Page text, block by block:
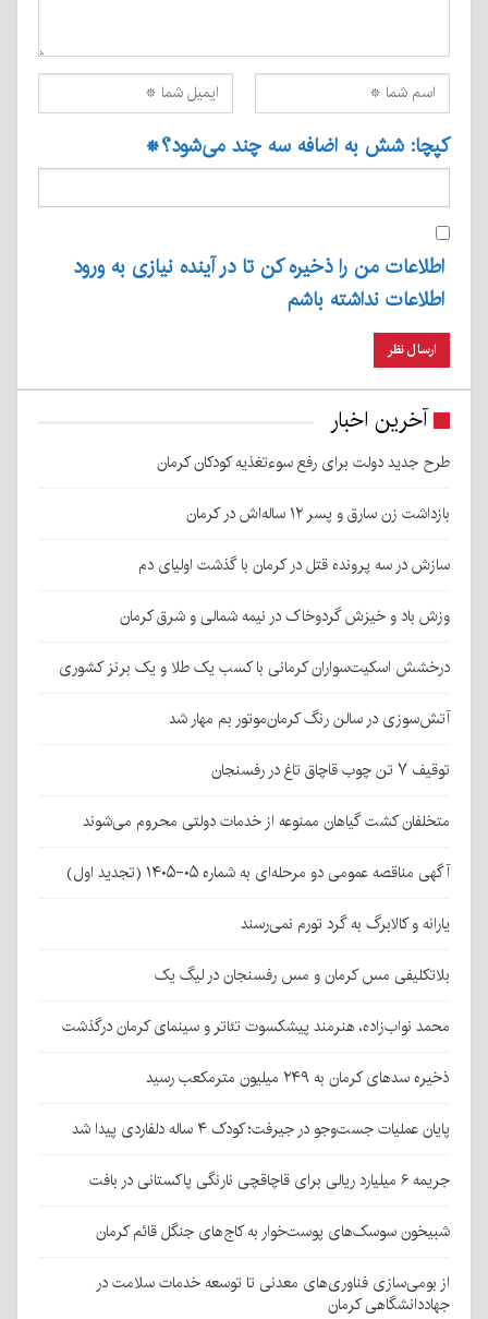
کپچا: شش به اضافه سه چند می‌شود؟*
اطلاعات من را ذخیره کن تا در آینده نیازی به ورود
اطلاعات نداشته باشم
آخرین اخبار
طرح جدید دولت برای رفع سوءتغذیه کودکان کرمان
بازداشت زن سارق و پسر ۱۲ ساله‌اش در کرمان
سازش در سه پرونده قتل در کرمان با گذشت اولیای دم
وزش باد و خیزش گردوخاک در نیمه شمالی و شرق کرمان
درخشش اسکیت‌سواران کرمانی با کسب یک طلا و یک برنز کشوری
آتش‌سوزی در سالن رنگ کرمان‌موتور بم مهار شد
توقیف ۷ تن چوب قاچاق تاغ در رفسنجان
متخلفان کشت گیاهان ممنوعه از خدمات دولتی محروم می‌شوند
آگهی مناقصه عمومی دو مرحله‌ای به شماره ۰۵-۱۴۰۵ (تجدید اول)
یارانه و کالابرگ به گرد تورم نمی‌رسند
بلاتکلیفی مس کرمان و مس رفسنجان در لیگ یک
محمد نواب‌زاده، هنرمند پیشکسوت تئاتر و سینمای کرمان درگذشت
ذخیره سدهای کرمان به ۲۴۹ میلیون مترمکعب رسید
پایان عملیات جست‌وجو در جیرفت؛ کودک ۴ ساله دلفاردی پیدا شد
جریمه ۶ میلیارد ریالی برای قاچاقچی نارنگی پاکستانی در بافت
شبیخون سوسک‌های پوست‌خوار به کاج‌های جنگل قائم کرمان
از بومی‌سازی فناوری‌های معدنی تا توسعه خدمات سلامت در
جهاددانشگاهی کرمان